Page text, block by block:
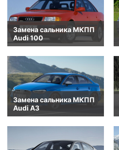
Замена сальника МКПП
Audi 100
Замена сальника МКПП
Audi A3